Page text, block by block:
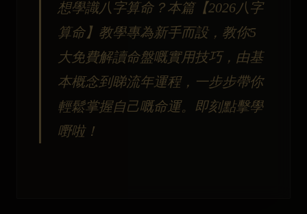
想學識八字算命？本篇【2026八字
算命】教學專為新手而設，教你5
大免費解讀命盤嘅實用技巧，由基
本概念到睇流年運程，一步步帶你
輕鬆掌握自己嘅命運。即刻點擊學
嘢啦！